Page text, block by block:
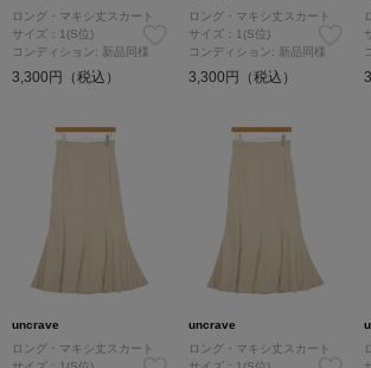
ロング・マキシ丈スカート
サイズ：1(S位)
コンディション: 新品同様
3,300円（税込）
ロング・マキシ丈スカート
サイズ：1(S位)
コンディション: 新品同様
3,300円（税込）
uncrave
ロング・マキシ丈スカート
uncrave
ロング・マキシ丈スカート